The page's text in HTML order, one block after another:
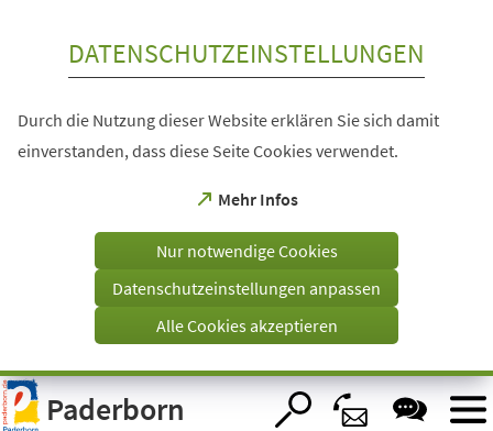
Visuelle
Assistenzsoftware
öffnen.
DATENSCHUTZEINSTELLUNGEN
Durch die Nutzung dieser Website erklären Sie sich damit
einverstanden, dass diese Seite Cookies verwendet.
Mehr Infos
(Öffnet
einem
Tab)
Nur notwendige Cookies
Datenschutzeinstellungen anpassen
Alle Cookies akzeptieren
Paderborn